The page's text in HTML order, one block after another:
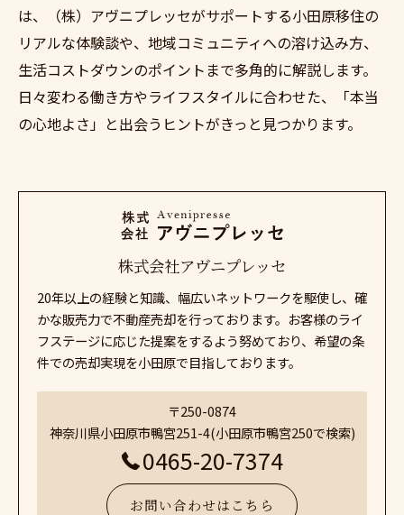
は、（株）アヴニプレッセがサポートする小田原移住の
リアルな体験談や、地域コミュニティへの溶け込み方、
生活コストダウンのポイントまで多角的に解説します。
日々変わる働き方やライフスタイルに合わせた、「本当
の心地よさ」と出会うヒントがきっと見つかります。
株式会社アヴニプレッセ
20年以上の経験と知識、幅広いネットワークを駆使し、確
かな販売力で不動産売却を行っております。お客様のライ
フステージに応じた提案をするよう努めており、希望の条
件での売却実現を小田原で目指しております。
〒250-0874
神奈川県小田原市鴨宮251-4(小田原市鴨宮250で検索)
0465-20-7374
お問い合わせはこちら